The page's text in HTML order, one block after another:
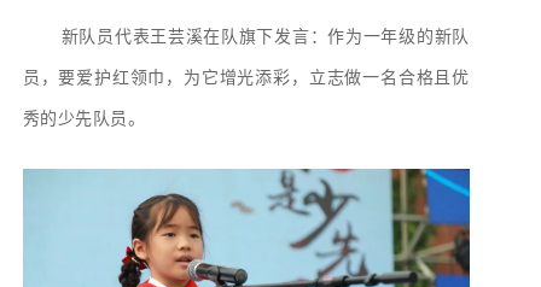
新队员代表王芸溪在队旗下发言：作为一年级的新队
员，要爱护红领巾，为它增光添彩，立志做一名合格且优
秀的少先队员。